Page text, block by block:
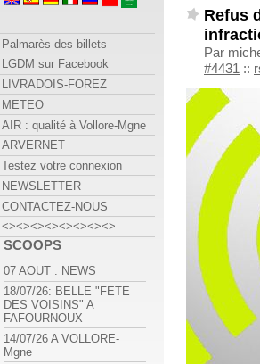
Refus
Par
#4431 ::
Palmarès des billets
LGDM sur Facebook
LIVRADOIS-FOREZ
METEO
AIR : qualité à Vollore-Mgne
ARVERNET
Testez votre connexion
NEWSLETTER
CONTACTEZ-NOUS
<><><><><><><><>
SCOOPS
07 AOUT : NEWS
18/07/26: BELLE "FETE
DES VOISINS" A
FAFOURNOUX
14/07/26 A VOLLORE-
Mgne